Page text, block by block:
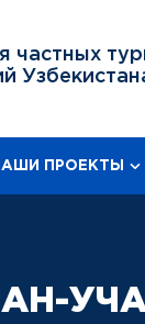
частных
ПРОЕКТЫ